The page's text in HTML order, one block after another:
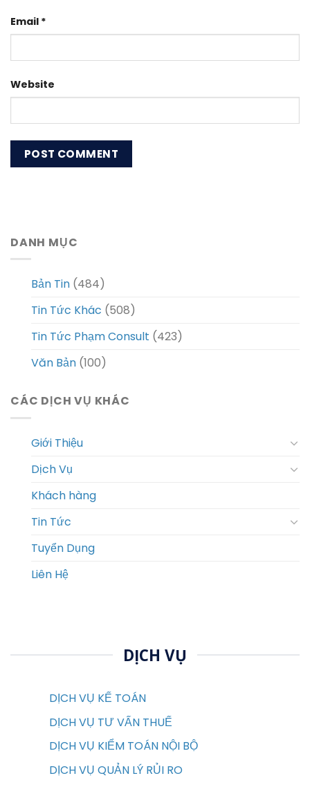
Email *
Website
DANH MỤC
Bản Tin (484)
Tin Tức Khác (508)
Tin Tức Phạm Consult (423)
Văn Bản (100)
CÁC DỊCH VỤ KHÁC
Giới Thiệu
Dịch Vụ
Khách hàng
Tin Tức
Tuyển Dụng
Liên Hệ
DỊCH VỤ
DỊCH VỤ KẾ TOÁN
DỊCH VỤ TƯ VẤN THUẾ
DỊCH VỤ KIỂM TOÁN NỘI BỘ
DỊCH VỤ QUẢN LÝ RỦI RO